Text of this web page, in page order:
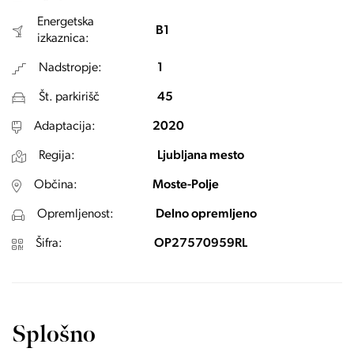
Energetska
izkaznica:
B1
Nadstropje: 1
Št. parkirišč 45
Adaptacija: 2020
Regija: Ljubljana mesto
Občina: Moste-Polje
Opremljenost: Delno opremljeno
Šifra: OP27570959RL
Splošno